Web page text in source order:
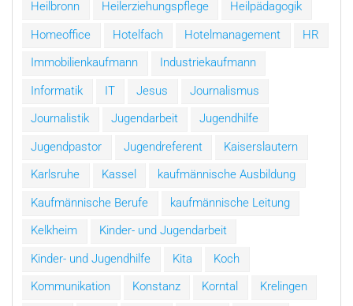
Heilbronn
Heilerziehungspflege
Heilpädagogik
Homeoffice
Hotelfach Hotelmanagement
HR
Immobilienkaufmann
Industriekaufmann
Informatik
IT Jesus
Journalismus
Journalistik
Jugendarbeit
Jugendhilfe
Jugendpastor
Jugendreferent
Kaiserslautern
Karlsruhe
Kassel
kaufmännische Ausbildung
Kaufmännische Berufe
kaufmännische Leitung
Kelkheim
Kinder- und Jugendarbeit
Kinder- und Jugendhilfe
Kita
Koch
Kommunikation
Konstanz Korntal
Krelingen